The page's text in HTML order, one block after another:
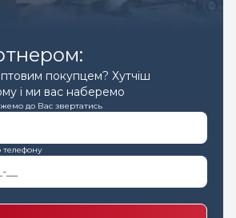
покупцем? Хутчіш
і ми вас наберемо
до Вас звертатись